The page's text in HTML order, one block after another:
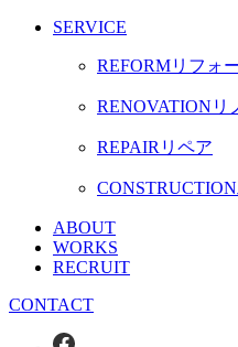
SERVICE
REFORMリフォ
RENOVATION リ
REPAIR リペア
CONSTRUCTION
ABOUT
WORKS
RECRUIT
CONTACT